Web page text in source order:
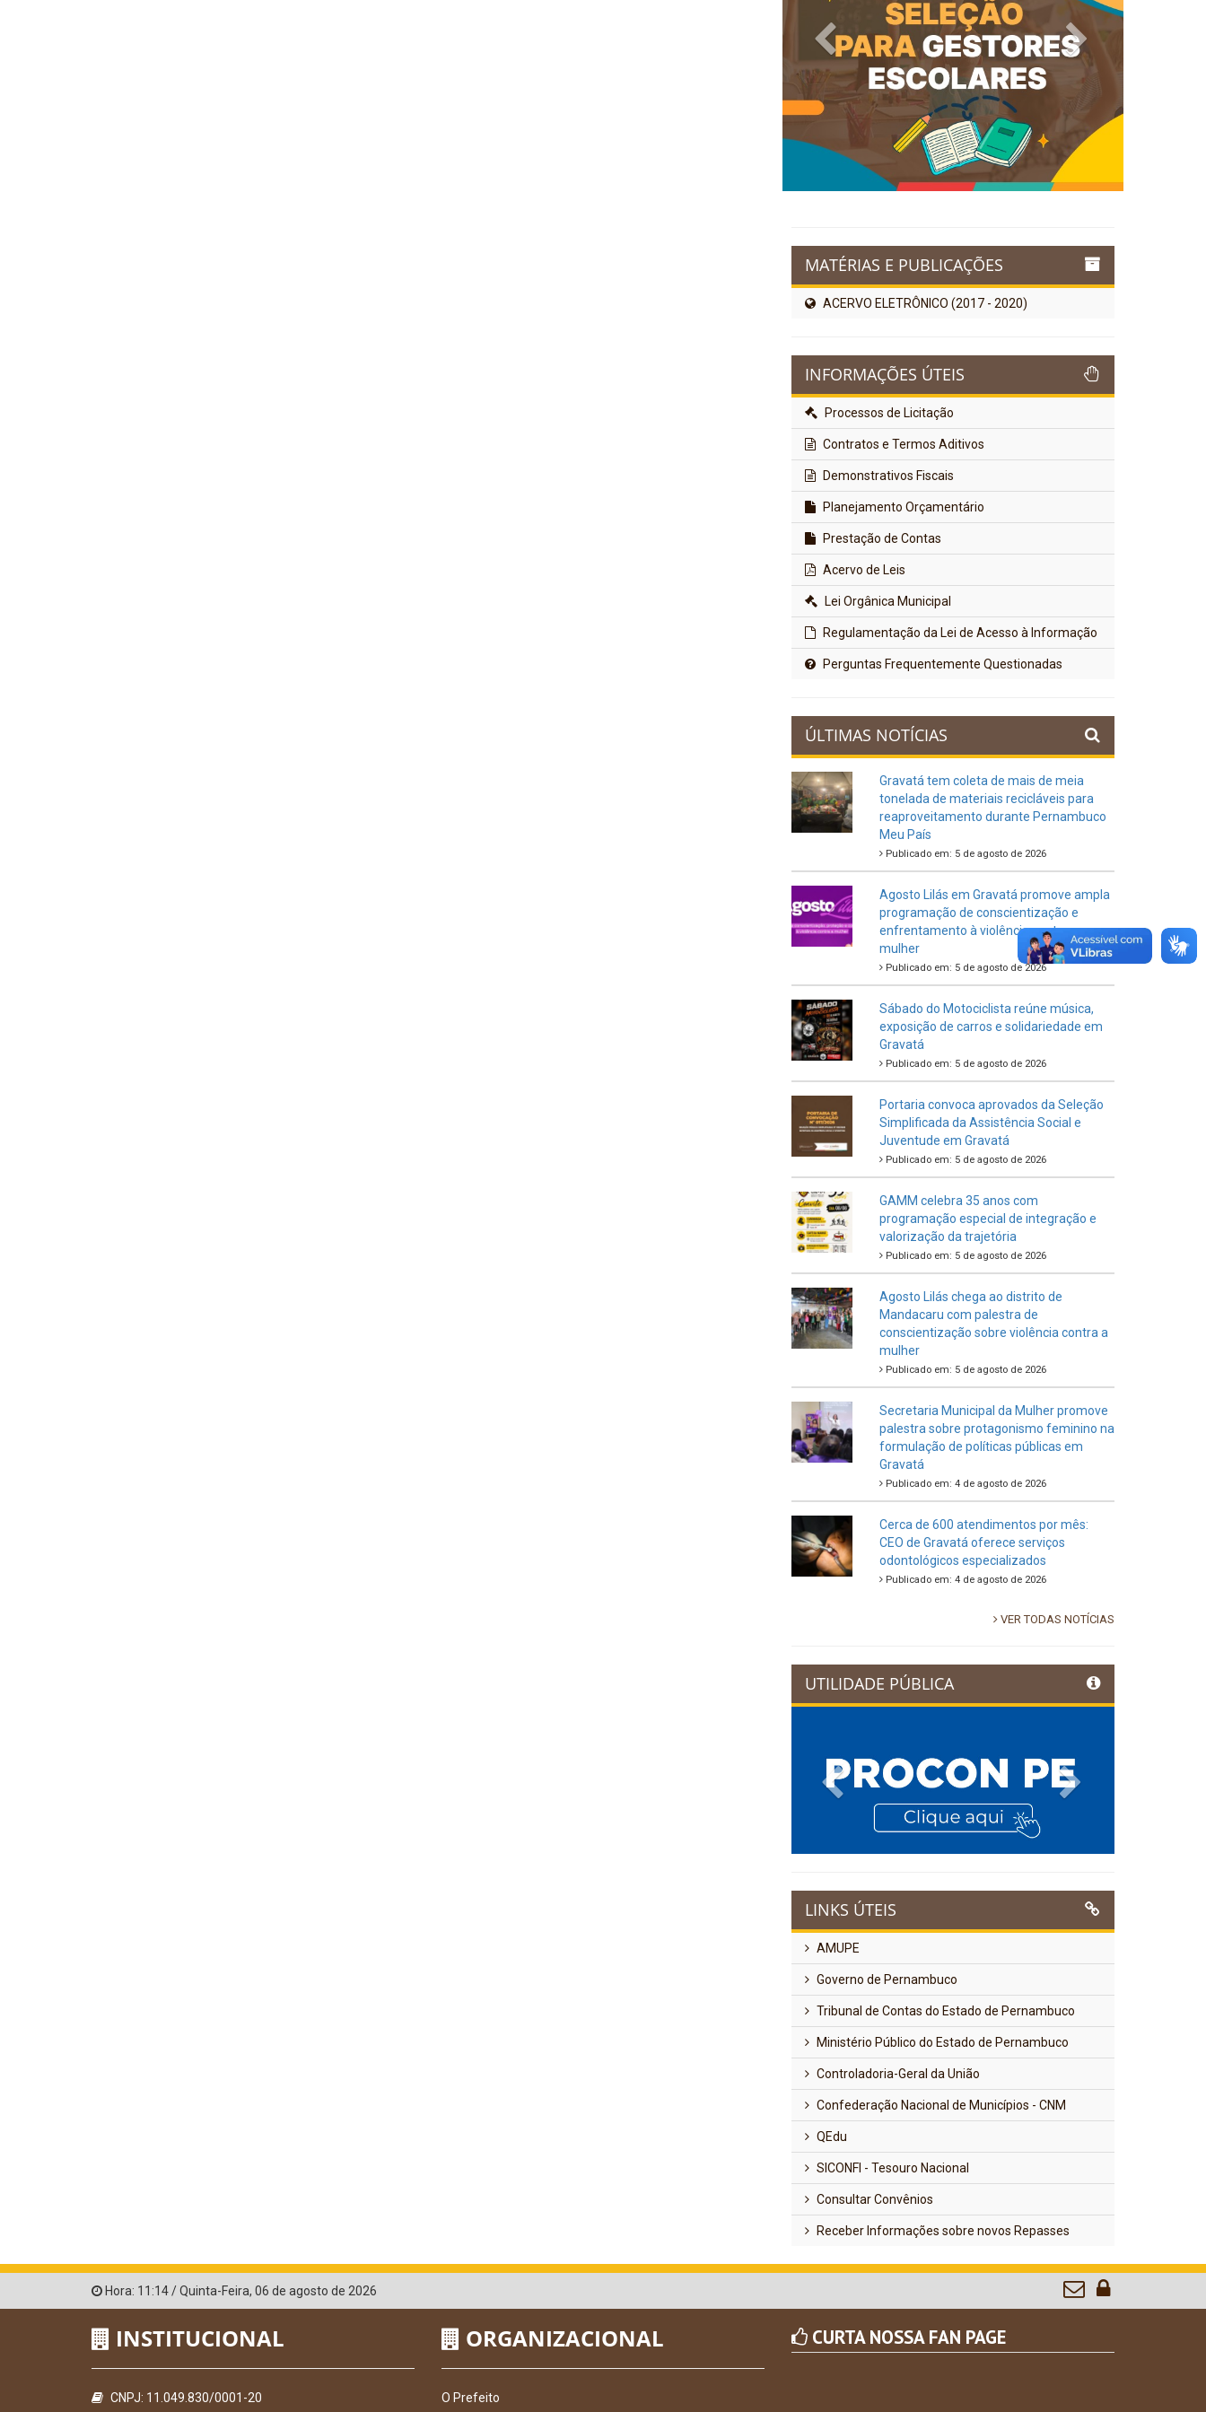
Previous Next
MATÉRIAS E PUBLICAÇÕES
ACERVO ELETRÔNICO (2017 - 2020)
INFORMAÇÕES ÚTEIS
Processos de Licitação
Contratos e Termos Aditivos
Demonstrativos Fiscais
Planejamento Orçamentário
Prestação de Contas
Acervo de Leis
Lei Orgânica Municipal
Regulamentação da Lei de Acesso à Informação
Perguntas Frequentemente Questionadas
ÚLTIMAS NOTÍCIAS
Gravatá tem coleta de mais de meia
tonelada de materiais recicláveis para
reaproveitamento durante Pernambuco
Meu País
Publicado em: 5 de agosto de 2026
Agosto Lilás em Gravatá promove ampla
programação de conscientização e
enfrentamento à violência contra a
mulher
Publicado em: 5 de agosto de 2026
Sábado do Motociclista reúne música,
exposição de carros e solidariedade em
Gravatá
Publicado em: 5 de agosto de 2026
Portaria convoca aprovados da Seleção
Simplificada da Assistência Social e
Juventude em Gravatá
Publicado em: 5 de agosto de 2026
GAMM celebra 35 anos com
programação especial de integração e
valorização da trajetória
Publicado em: 5 de agosto de 2026
Agosto Lilás chega ao distrito de
Mandacaru com palestra de
conscientização sobre violência contra a
mulher
Publicado em: 5 de agosto de 2026
Secretaria Municipal da Mulher promove
palestra sobre protagonismo feminino na
formulação de políticas públicas em
Gravatá
Publicado em: 4 de agosto de 2026
Cerca de 600 atendimentos por mês:
CEO de Gravatá oferece serviços
odontológicos especializados
Publicado em: 4 de agosto de 2026
VER TODAS NOTÍCIAS
UTILIDADE PÚBLICA
Previous
LINKS ÚTEIS
AMUPE
Governo de Pernambuco
Tribunal de Contas do Estado de Pernambuco
Ministério Público do Estado de Pernambuco
Controladoria-Geral da União
Confederação Nacional de Municípios - CNM
QEdu
SICONFI - Tesouro Nacional
Consultar Convênios
Receber Informações sobre novos Repasses
Hora: 11:14/Quinta-Feira, 06 de agosto de 2026
INSTITUCIONAL
CNPJ: 11.049.830/0001-20
ORGANIZACIONAL
O Prefeito
CURTA NOSSA FAN PAGE